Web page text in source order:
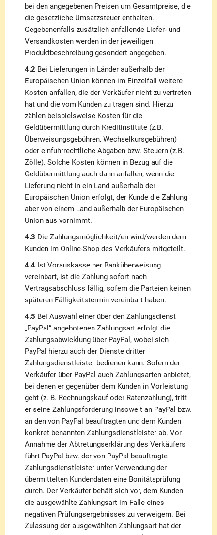
bei den angegebenen Preisen um Gesamtpreise, die
die gesetzliche Umsatzsteuer enthalten.
Gegebenenfalls zusätzlich anfallende Liefer- und
Versandkosten werden in der jeweiligen
Produktbeschreibung gesondert angegeben.
4.2 Bei Lieferungen in Länder außerhalb der
Europäischen Union können im Einzelfall weitere
Kosten anfallen, die der Verkäufer nicht zu vertreten
hat und die vom Kunden zu tragen sind. Hierzu
zählen beispielsweise Kosten für die
Geldübermittlung durch Kreditinstitute (z.B.
Überweisungsgebühren, Wechselkursgebühren)
oder einfuhrrechtliche Abgaben bzw. Steuern (z.B.
Zölle). Solche Kosten können in Bezug auf die
Geldübermittlung auch dann anfallen, wenn die
Lieferung nicht in ein Land außerhalb der
Europäischen Union erfolgt, der Kunde die Zahlung
aber von einem Land außerhalb der Europäischen
Union aus vornimmt.
4.3 Die Zahlungsmöglichkeit/en wird/werden dem
Kunden im Online-Shop des Verkäufers mitgeteilt.
4.4 Ist Vorauskasse per Banküberweisung
vereinbart, ist die Zahlung sofort nach
Vertragsabschluss fällig, sofern die Parteien keinen
späteren Fälligkeitstermin vereinbart haben.
4.5 Bei Auswahl einer über den Zahlungsdienst
„PayPal“ angebotenen Zahlungsart erfolgt die
Zahlungsabwicklung über PayPal, wobei sich
PayPal hierzu auch der Dienste dritter
Zahlungsdienstleister bedienen kann. Sofern der
Verkäufer über PayPal auch Zahlungsarten anbietet,
bei denen er gegenüber dem Kunden in Vorleistung
geht (z. B. Rechnungskauf oder Ratenzahlung), tritt
er seine Zahlungsforderung insoweit an PayPal bzw.
an den von PayPal beauftragten und dem Kunden
konkret benannten Zahlungsdienstleister ab. Vor
Annahme der Abtretungserklärung des Verkäufers
führt PayPal bzw. der von PayPal beauftragte
Zahlungsdienstleister unter Verwendung der
übermittelten Kundendaten eine Bonitätsprüfung
durch. Der Verkäufer behält sich vor, dem Kunden
die ausgewählte Zahlungsart im Falle eines
negativen Prüfungsergebnisses zu verweigern. Bei
Zulassung der ausgewählten Zahlungsart hat der